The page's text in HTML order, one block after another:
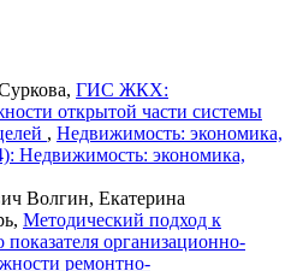
ГИС ЖКХ:
открытой части системы
, Недвижимость: экономика,
Недвижимость: экономика,
Волгин, Екатерина
Методический подход к
показателя организационно-
ремонтно-